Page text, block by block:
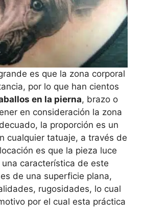
es que la zona corporal
por lo que han cientos
en la pierna, brazo o
en consideración la zona
la proporción es un
cualquier tatuaje, a través de
es que la pieza luce
característica de este
de una superficie plana,
rugosidades, lo cual
por el cual esta práctica